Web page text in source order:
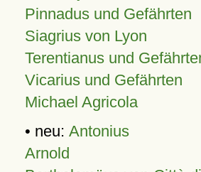
Pinnadus und Gefährten
Siagrius von Lyon
Terentianus und
Vicarius und Gefährten
Michael Agricola
• neu: Antonius
Arnold